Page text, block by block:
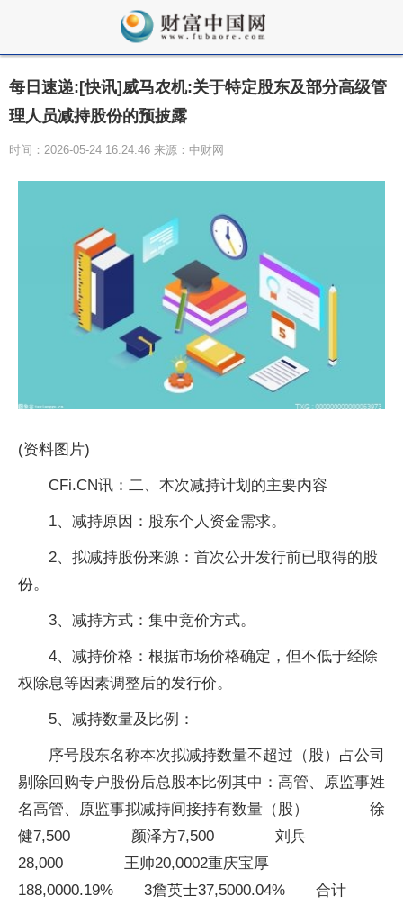
每日速递:[快讯]威马农机:关于特定股东及部分高级管
理人员减持股份的预披露
时间：2026-05-24 16:24:46 来源：中财网
(资料图片)
CFi.CN讯：二、本次减持计划的主要内容
1、减持原因：股东个人资金需求。
2、拟减持股份来源：首次公开发行前已取得的股
份。
3、减持方式：集中竞价方式。
4、减持价格：根据市场价格确定，但不低于经除
权除息等因素调整后的发行价。
5、减持数量及比例：
序号股东名称本次拟减持数量不超过（股）占公司
剔除回购专户股份后总股本比例其中：高管、原监事姓
名高管、原监事拟减持间接持有数量（股） 徐
健7,500 颜泽方7,500 刘兵
28,000 王帅20,0002重庆宝厚
188,0000.19% 3詹英士37,5000.04% 合计